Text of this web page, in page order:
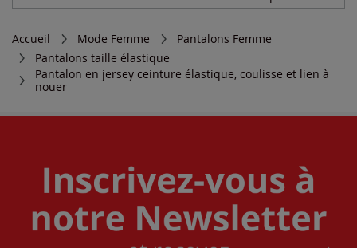
Accueil Mode Femme
Pantalons Femme
Pantalons taille élastique
Pantalon en jersey ceinture élastique, coulisse et lien à
nouer